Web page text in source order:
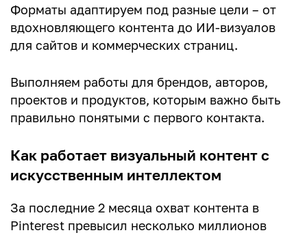
Ваш комментарий
Форматы адаптируем под разные цели – от
вдохновляющего контента до ИИ-визуалов
для сайтов и коммерческих страниц.
Выполняем работы для брендов, авторов,
проектов и продуктов, которым важно быть
правильно понятыми с первого контакта.
Как работает визуальный контент с
искусственным интеллектом
За последние 2 месяца охват контента в
Pinterest превысил несколько миллионов